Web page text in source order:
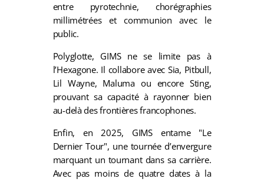
entre pyrotechnie, chorégraphies
millimétrées et communion avec le
public.
Polyglotte, GIMS ne se limite pas à
l’Hexagone. Il collabore avec Sia, Pitbull,
Lil Wayne, Maluma ou encore Sting,
prouvant sa capacité à rayonner bien
au-delà des frontières francophones.
Enfin, en 2025, GIMS entame "Le
Dernier Tour", une tournée d’envergure
marquant un tournant dans sa carrière.
Avec pas moins de quatre dates à la